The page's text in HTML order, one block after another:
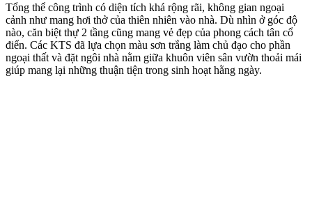
Tổng thể công trình có diện tích khá rộng rãi, không gian ngoại
cảnh như mang hơi thở của thiên nhiên vào nhà. Dù nhìn ở góc độ
nào, căn biệt thự 2 tầng cũng mang vẻ đẹp của phong cách tân cổ
điển. Các KTS đã lựa chọn màu sơn trắng làm chủ đạo cho phần
ngoại thất và đặt ngôi nhà nằm giữa khuôn viên sân vườn thoải mái
giúp mang lại những thuận tiện trong sinh hoạt hằng ngày.